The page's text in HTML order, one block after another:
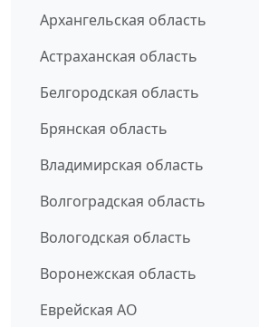
Архангельская область
Астраханская область
Белгородская область
Брянская область
Владимирская область
Волгоградская область
Вологодская область
Воронежская область
Еврейская АО